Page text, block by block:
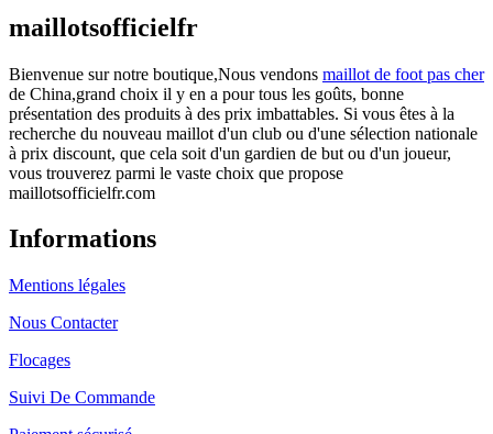
maillotsofficielfr
Bienvenue sur notre boutique,Nous vendons maillot de foot pas cher
de China,grand choix il y en a pour tous les goûts, bonne
présentation des produits à des prix imbattables. Si vous êtes à la
recherche du nouveau maillot d'un club ou d'une sélection nationale
à prix discount, que cela soit d'un gardien de but ou d'un joueur,
vous trouverez parmi le vaste choix que propose
maillotsofficielfr.com
Informations
Mentions légales
Nous Contacter
Flocages
Suivi De Commande